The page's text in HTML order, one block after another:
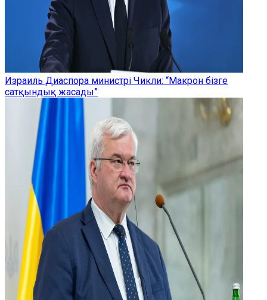
Израиль Диаспора министрі Чикли: “Макрон бізге
сатқындық жасады”